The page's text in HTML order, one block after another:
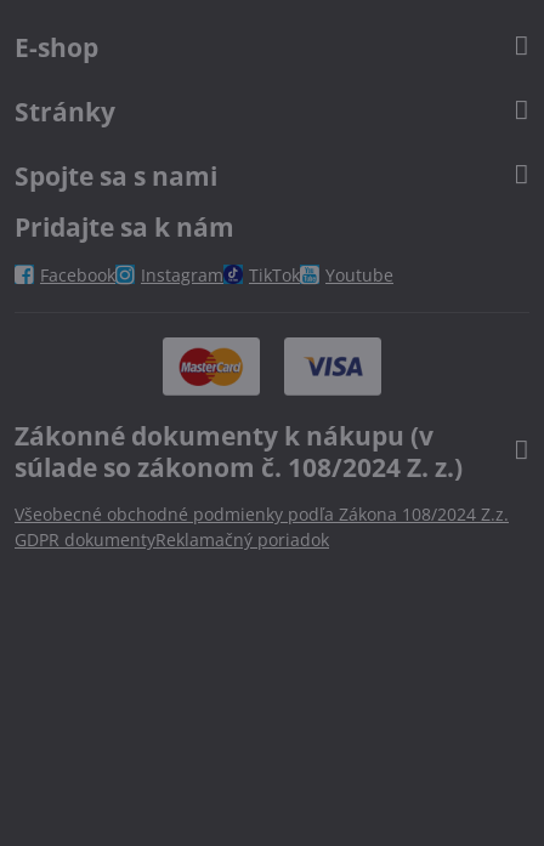
E-shop
Stránky
Spojte sa s nami
Pridajte sa k nám
Facebook Instagram TikTok Youtube
Zákonné dokumenty k nákupu (v
súlade so zákonom č. 108/2024 Z. z.)
Všeobecné obchodné podmienky podľa Zákona 108/2024 Z.z.
GDPR dokumentyReklamačný poriadok